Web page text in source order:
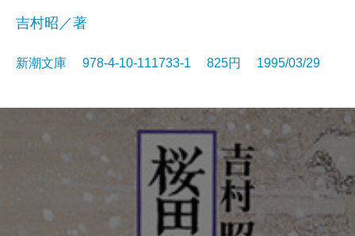
吉村昭／著
新潮文庫 978-4-10-111733-1 825円 1995/03/29